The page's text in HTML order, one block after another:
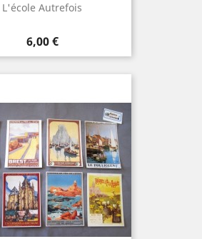
L'école Autrefois
Prix
6,00 €